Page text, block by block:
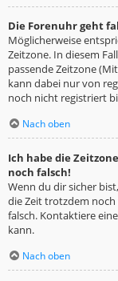
Die Forenuhr geht
Möglicherweise
Zeitzone. In diesem
passende Zeitzone
kann dabei nur von
noch nicht registriert
Nach oben
Ich habe die
noch falsch!
Wenn du dir sicher
die Zeit trotzdem noch
falsch. Kontaktiere
kann.
Nach oben